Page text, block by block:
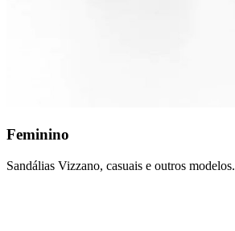
Feminino
Sandálias Vizzano, casuais e outros modelos.